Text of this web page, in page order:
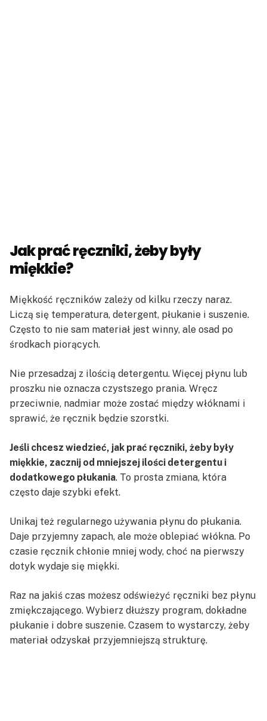
Jak prać ręczniki, żeby były
miękkie?
Miękkość ręczników zależy od kilku rzeczy naraz.
Liczą się temperatura, detergent, płukanie i suszenie.
Często to nie sam materiał jest winny, ale osad po
środkach piorących.
Nie przesadzaj z ilością detergentu. Więcej płynu lub
proszku nie oznacza czystszego prania. Wręcz
przeciwnie, nadmiar może zostać między włóknami i
sprawić, że ręcznik będzie szorstki.
Jeśli chcesz wiedzieć, jak prać ręczniki, żeby były
miękkie, zacznij od mniejszej ilości detergentu i
dodatkowego płukania. To prosta zmiana, która
często daje szybki efekt.
Unikaj też regularnego używania płynu do płukania.
Daje przyjemny zapach, ale może oblepiać włókna. Po
czasie ręcznik chłonie mniej wody, choć na pierwszy
dotyk wydaje się miękki.
Raz na jakiś czas możesz odświeżyć ręczniki bez płynu
zmiękczającego. Wybierz dłuższy program, dokładne
płukanie i dobre suszenie. Czasem to wystarczy, żeby
materiał odzyskał przyjemniejszą strukturę.